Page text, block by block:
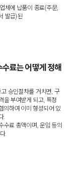
체에 납품이 종료(주문,
발급)된
료는 어떻게 정해
승인절차를 거치면, 구
을 부여받게 되고, 특정
의하여 이미 형성되어 있
.
수료 총액이며, 운임 등의
.